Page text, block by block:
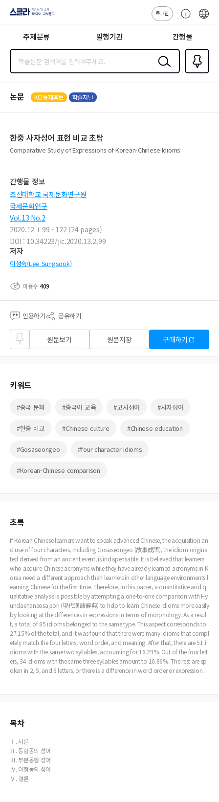
지사·교보문고
로그인
센
주제분류 발행기관 간행물
검색
즐겨찾
기0
논문 KCI등재후보 학술저널
한중 사자성어 표현 비교 초탐
Comparative Study of Expressions of Korean-Chinese Idioms
간행물 정보
조선대학교 국제문화연구원
국제문화연구
Vol.13 No.2
2020.12
99 - 122 (24 pages)
DOI : 10.34223/jic.2020.13.2.99
저자
이성숙(Lee Sungsook)
이용수409
인용하기 공유하기
즐겨
찾기
원문보기 원문저장 구매하기
키워드
#중국 문화 #중국어 교육 #고사성어 #사자성어
#한중 비교 #Chinese culture #Chinese education
#Gosaseongeo #four character idioms
#Korean-Chinese comparison
초록
If Korean Chinese learners want to speak advanced Chinese, the acquisition an
d use of four characters, including Gosaseongeo (故事成語), the idiom origina
ted derived from an ancient event, is indispensable. It is believed that learners
who acquire Chinese acronyms while they have already learned acronyms in K
orea need a different approach than learners in other language environments l
earning Chinese for the first time. Therefore, in this paper, a quantitative and q
ualitative analysis is possible by attempting a one-to-one comparison with Hy
undaehaneosajeon (現代漢語辭典) to help to learn Chinese idioms more easily
by looking at the differences in expressions in terms of morphology. As a resul
t, a total of 85 idioms belonged to the same type. This aspect corresponds to
27.15% of the total, and it was found that there were many idioms that compl
etely match the four letters, word order, and meaning. After that, there are 51 i
dioms with the same two syllables, accounting for 16.29%. Out of the four lett
ers, 34 idioms with the same three syllables amount to 10.86%. The rest are sp
oken in 2, 5, and 6 letters, or there is a difference in word order or expression.
목차
Ⅰ. 서론
Ⅱ. 동형동의 성어
Ⅲ. 부분동형 성어
Ⅳ. 이형동의 성어
Ⅴ. 결론